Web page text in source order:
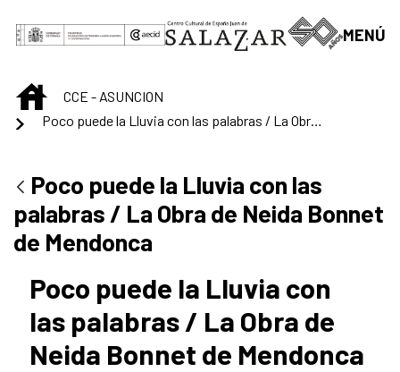
MENÚ
INICIOCCE - ASUNCION
Poco puede la Lluvia con las palabras / La Obra de Neida Bonnet de Mendonca
Poco puede la Lluvia con las
palabras / La Obra de Neida Bonnet
de Mendonca
Poco puede la Lluvia con
las palabras / La Obra de
Neida Bonnet de Mendonca